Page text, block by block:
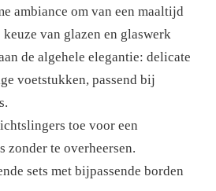
ambiance om van een maaltijd
keuze van glazen en glaswerk
de algehele elegantie: delicate
voetstukken, passend bij
toe voor een
zonder te overheersen.
sets met bijpassende borden